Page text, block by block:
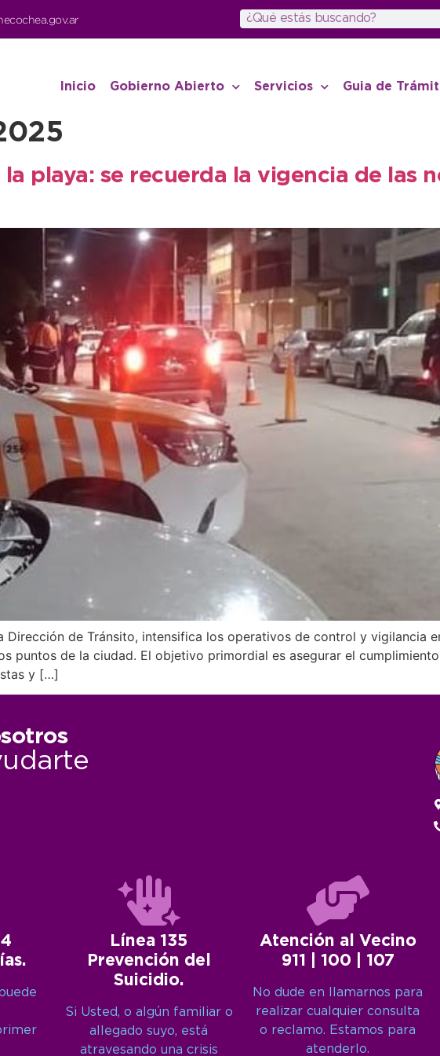
Inicio Gobierno Abierto Servicios Guia de
playa: se recuerda la vigencia de las
Dirección de Tránsito, intensifica los operativos de control y vigilancia
puntos de la ciudad. El objetivo primordial es asegurar el
y […]
Línea 135
Prevención del
Suicidio.
Si Usted, o algún familiar o
allegado suyo, está
atravesando una crisis
Atención al Vecino
911 | 100 | 107
No dude en llamarnos para
realizar cualquier consulta
o reclamo. Estamos para
atenderlo.